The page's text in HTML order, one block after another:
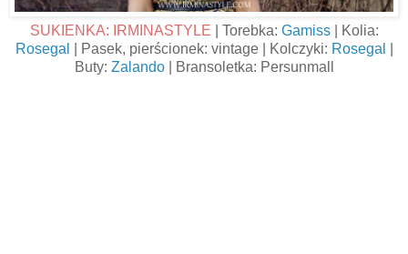
SUKIENKA: IRMINASTYLE | Torebka: Gamiss| Kolia:
Rosegal
| Pasek, pierścionek: vintage | Kolczyki: Rosegal
Buty: Zalando| Bransoletka: Persunmall